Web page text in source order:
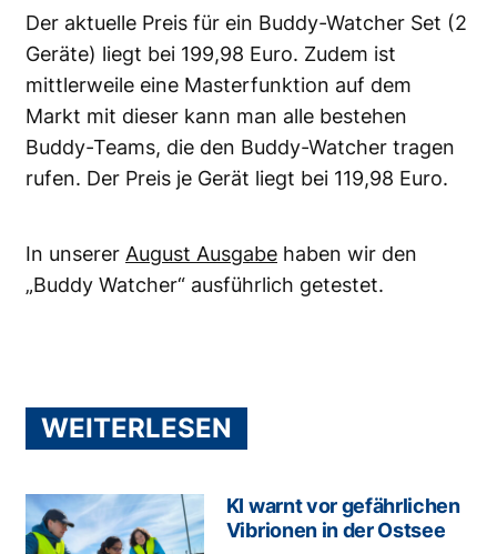
Der aktuelle Preis für ein Buddy-Watcher Set (2
Geräte) liegt bei 199,98 Euro. Zudem ist
mittlerweile eine Masterfunktion auf dem
Markt mit dieser kann man alle bestehen
Buddy-Teams, die den Buddy-Watcher tragen
rufen. Der Preis je Gerät liegt bei 119,98 Euro.
In unserer August Ausgabe haben wir den
„Buddy Watcher“ ausführlich getestet.
WEITERLESEN
KI warnt vor gefährlichen
Vibrionen in der Ostsee